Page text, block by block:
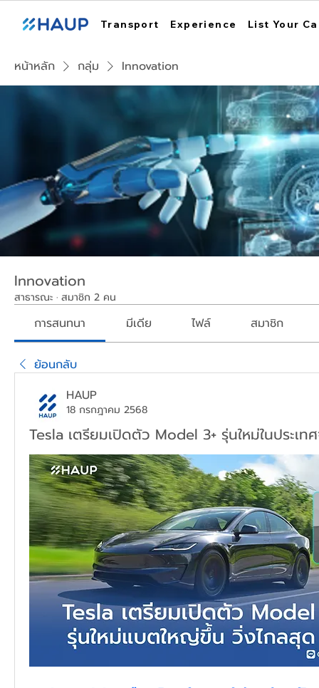
Transport Experience List Your
หน้าหลัก กลุ่ม Innovation
Innovation
สาธารณะ · สมาชิก 2 คน
การสนทนา มีเดีย ไฟล์ สมาชิก
ย้อนกลับ
HAUP
18 กรกฎาคม 2568
Tesla เตรียมเปิดตัว Model 3+ รุ่นใหม่ในประเท